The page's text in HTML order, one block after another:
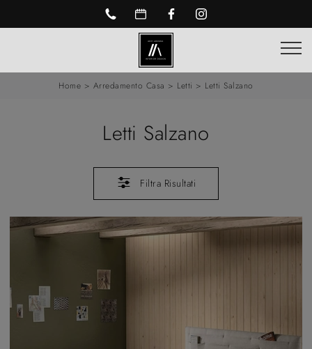
Home > Arredamento Casa > Letti > Letti Salzano
Letti Salzano
Filtra Risultati